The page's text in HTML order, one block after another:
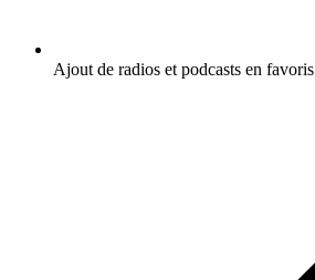
Ajout de radios et podcasts en favoris